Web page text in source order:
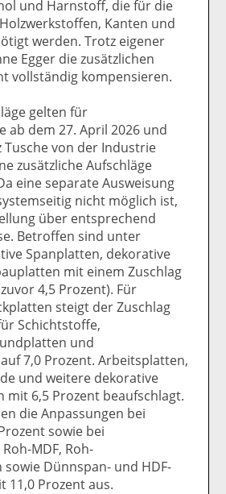
te
il
e
n
il
e
n
n
d
e
und Harnstoff, die für die
Kanten und
werden. Trotz eigener
Egger die zusätzlichen
vollständig kompensieren.
gelten für
ab dem 27. April 2026 und
Tusche von der Industrie
zusätzliche Aufschläge
eine separate Ausweisung
nicht möglich ist,
über entsprechend
Betroffen sind unter
Spanplatten, dekorative
mit einem Zuschlag
4,5 Prozent). Für
steigt der Zuschlag
Schichtstoffe,
und
7,0 Prozent. Arbeitsplatten,
und weitere dekorative
mit 6,5 Prozent beaufschlagt.
die Anpassungen bei
sowie bei
MDF, Roh-
Dünnspan- und HDF-
11,0 Prozent aus.